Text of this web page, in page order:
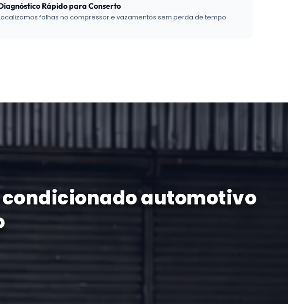
Rápido para Conserto
falhas no compressor e vazamentos sem perda de tempo.
automotivo